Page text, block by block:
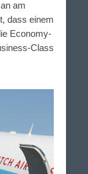
am
dass einem
Economy-
Class